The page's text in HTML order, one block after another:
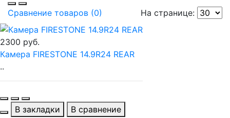
На странице:
Сравнение товаров (0)
2300 руб.
Камера FIRESTONE 14.9R24 REAR
..
В закладки
В сравнение